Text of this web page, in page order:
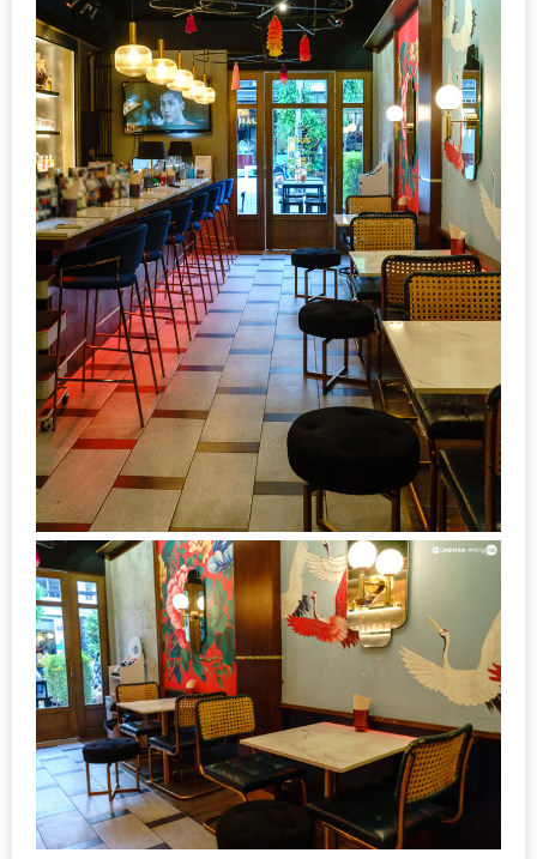
สำหรับ
ฤดู
หนาว
นี้
กับ
PING
FAI
FESTIVAL
2
–
ช็อป
ฟิน
กิน
เพลิน
HFG
E-
NEWS
GAME
(SABAI
SEAFOOD)
HOMEPRO
FAIR
2017
เชียงใหม่